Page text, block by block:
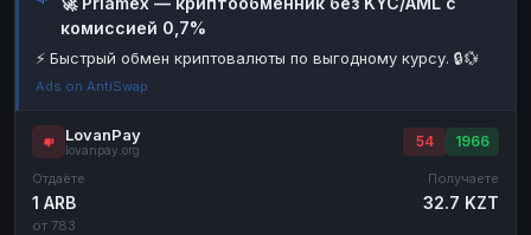
Наличные
Наличные USD Наличные USD
комиссией 0,7%
⚡ Быстрый обмен криптовалюты по выгодному курсу. 🔒💱
Ads on AntiSwap
LovanPay
lovanpay.org
54 1966
Отдаёте
1 ARB
от 783
Получаете
32.7 KZT